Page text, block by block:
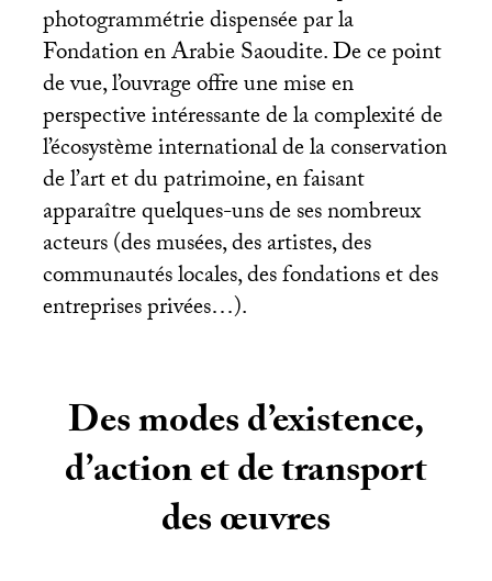
photogrammétrie dispensée par la
Fondation en Arabie Saoudite. De ce point
de vue, l’ouvrage offre une mise en
perspective intéressante de la complexité de
l’écosystème international de la conservation
de l’art et du patrimoine, en faisant
apparaître quelques-uns de ses nombreux
acteurs (des musées, des artistes, des
communautés locales, des fondations et des
entreprises privées…).
Des modes d’existence,
d’action et de transport
des œuvres